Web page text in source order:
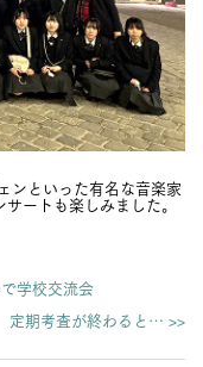
ンといった有名な音楽家
ートも楽しみました。
学校交流会
定期考査が終わると… >>